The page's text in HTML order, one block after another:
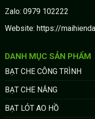
Zalo: 0979 102222
Website: https://
DANH MỤC SẢN PHẨM
BẠT CHE CÔNG TRÌNH
BẠT CHE NẮNG
BẠT LÓT AO HỒ